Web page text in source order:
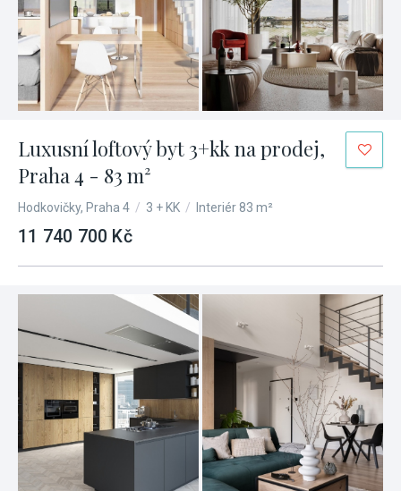
Luxusní loftový byt 3+kk na prodej,
Praha 4 - 83 m²
Hodkovičky, Praha 4 / 3 + KK / Interiér 83 m²
11 740 700 Kč